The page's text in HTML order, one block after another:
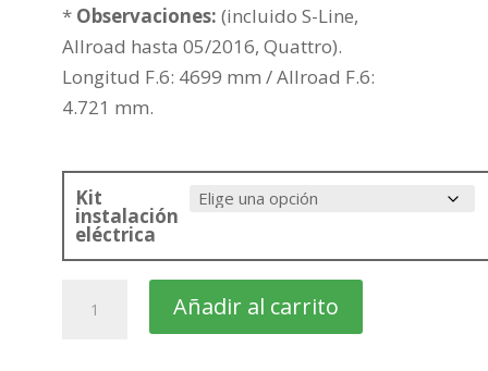
* Observaciones: (incluido S-Line,
Allroad hasta 05/2016, Quattro).
Longitud F.6: 4699 mm / Allroad F.6:
4.721 mm.
Kit
instalación
eléctrica
Añadir al carrito